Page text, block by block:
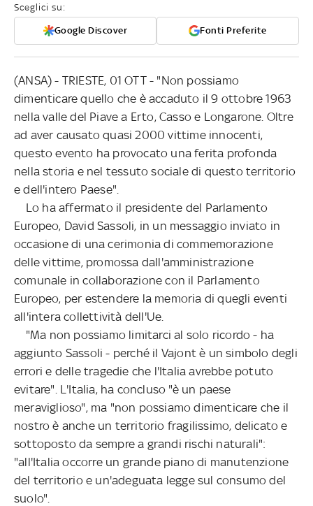
Sceglici su:
Google Discover Fonti Preferite
(ANSA) - TRIESTE, 01 OTT - "Non possiamo
dimenticare quello che è accaduto il 9 ottobre 1963
nella valle del Piave a Erto, Casso e Longarone. Oltre
ad aver causato quasi 2000 vittime innocenti,
questo evento ha provocato una ferita profonda
nella storia e nel tessuto sociale di questo territorio
e dell'intero Paese".
Lo ha affermato il presidente del Parlamento
Europeo, David Sassoli, in un messaggio inviato in
occasione di una cerimonia di commemorazione
delle vittime, promossa dall'amministrazione
comunale in collaborazione con il Parlamento
Europeo, per estendere la memoria di quegli eventi
all'intera collettività dell'Ue.
"Ma non possiamo limitarci al solo ricordo - ha
aggiunto Sassoli - perché il Vajont è un simbolo degli
errori e delle tragedie che l'Italia avrebbe potuto
evitare". L'Italia, ha concluso "è un paese
meraviglioso", ma "non possiamo dimenticare che il
nostro è anche un territorio fragilissimo, delicato e
sottoposto da sempre a grandi rischi naturali":
"all'Italia occorre un grande piano di manutenzione
del territorio e un'adeguata legge sul consumo del
suolo".